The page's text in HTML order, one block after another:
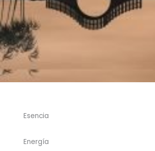
Esencia
Energía